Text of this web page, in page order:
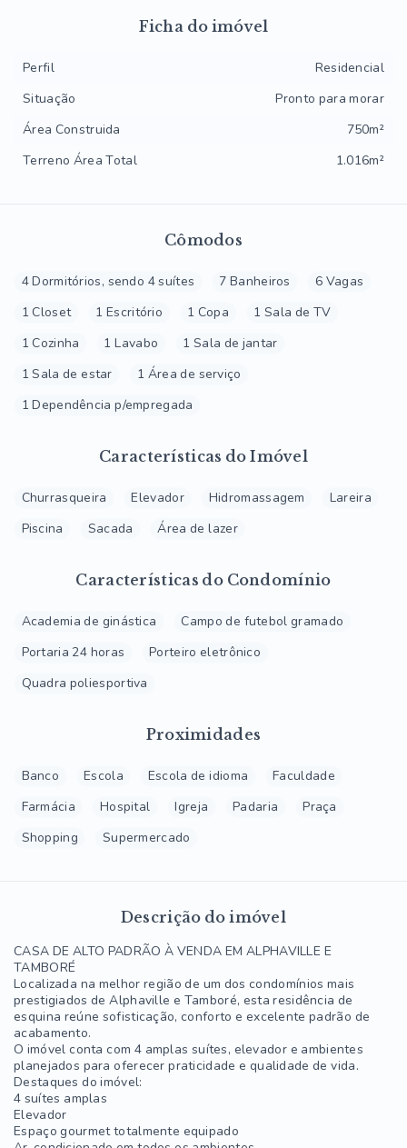
Cômodos
4 Dormitórios, sendo 4 suítes 7 Banheiros
6 Vagas
1 Closet
1 Escritório 1 Copa
1 Sala de TV
1 Cozinha
1 Lavabo
1 Sala de jantar
1 Sala de estar
1 Área de serviço
1 Dependência p/empregada
Características do Imóvel
Churrasqueira Elevador Hidromassagem
Lareira
Piscina
Sacada Área de lazer
Características do Condomínio
Academia de ginástica
Campo de futebol gramado
Portaria 24 horas
Porteiro eletrônico
Quadra poliesportiva
Proximidades
Banco Escola Escola de idioma
Faculdade
Farmácia
Hospital Igreja Padaria
Praça
Shopping
Supermercado
Descrição do imóvel
CASA DE ALTO PADRÃO À VENDA EM ALPHAVILLE E
TAMBORÉ
Localizada na melhor região de um dos condomínios mais
prestigiados de Alphaville e Tamboré, esta residência de
esquina reúne sofisticação, conforto e excelente padrão de
acabamento.
O imóvel conta com 4 amplas suítes, elevador e ambientes
planejados para oferecer praticidade e qualidade de vida.
Destaques do imóvel:
4 suítes amplas
Elevador
Espaço gourmet totalmente equipado
Ficha do imóvel
Perfil
Residencial
Situação
Pronto para morar
Área Construida
750m²
Terreno Área Total
1.016m²